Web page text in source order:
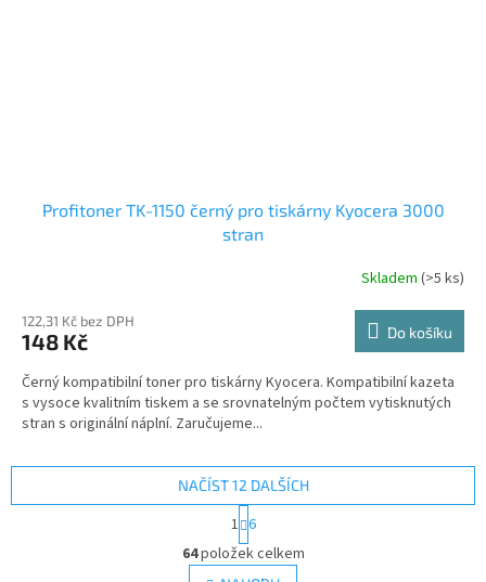
Profitoner TK-1150 černý pro tiskárny Kyocera 3000
stran
Skladem (>5 ks)
122,31 Kč bez DPH
148 Kč Do košíku
Černý kompatibilní toner pro tiskárny Kyocera. Kompatibilní kazeta
s vysoce kvalitním tiskem a se srovnatelným počtem vytisknutých
stran s originální náplní. Zaručujeme...
O
v
NAČÍST 12 DALŠÍCH
S
t
r
á
1 6
64položek celkem